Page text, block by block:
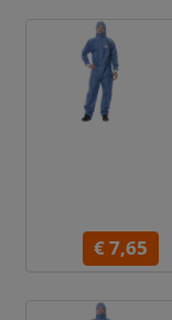
€ 7,65